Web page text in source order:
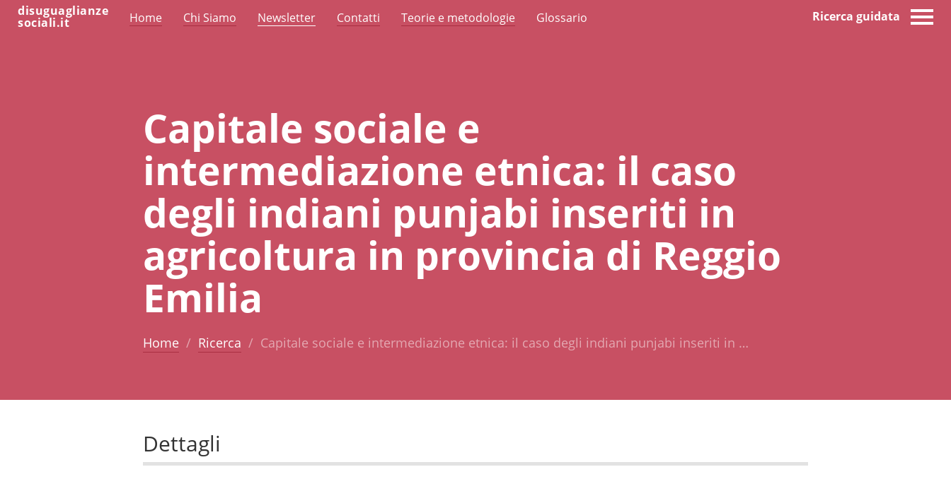
disuguaglianze
sociali.it Home Chi Siamo Newsletter Contatti Teorie e metodologie Glossario Ricerca guidata
Capitale sociale e
intermediazione etnica: il caso
degli indiani punjabi inseriti in
agricoltura in provincia di Reggio
Emilia
Home Ricerca Capitale sociale e intermediazione etnica: il caso degli indiani punjabi inseriti in …
Dettagli